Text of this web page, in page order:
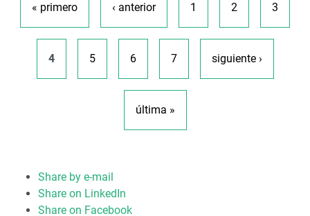
« primero ‹ anterior 1 2 3
4 5 6 7 siguiente ›
última »
Share by e-mail
Share on LinkedIn
Share on Facebook